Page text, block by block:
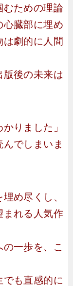
むための理論
心臓部に埋め
劇的に人間
版後の未来は
りました」
んでしまいま
め尽くし、
まれる人気作
一歩を、こ
も直感的に